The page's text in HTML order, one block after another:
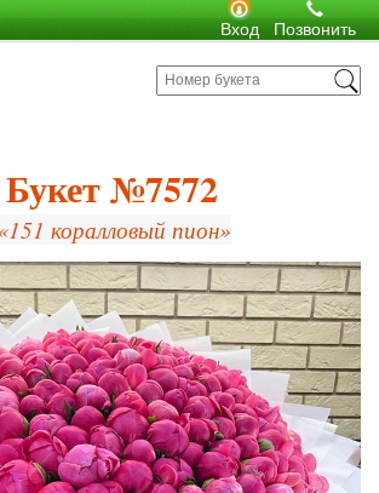
Позвонить
Вход
Букет №7572
коралловый пион»